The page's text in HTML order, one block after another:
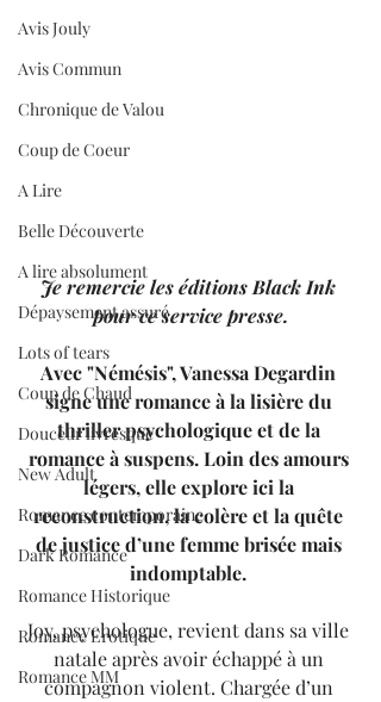
Avis Jouly
Avis Commun
Chronique de Valou
Coup de Coeur
A Lire
Belle Découverte
A lire absolument
Dépaysement assuré
Lots of tears
Coup de Chaud
Douceur livresque
New Adult
Romance contemporaine
Dark Romance
Romance Historique
Romance Erotique
Romance MM
Je remercie les éditions Black Ink
pour ce service presse.
Avec "Némésis", Vanessa Degardin
signe une romance à la lisière du
thriller psychologique et de la
romance à suspens. Loin des amours
légers, elle explore ici la
reconstruction, la colère et la quête
de justice d’une femme brisée mais
indomptable.
Joy, psychologue, revient dans sa ville
natale après avoir échappé à un
compagnon violent. Chargée d’un